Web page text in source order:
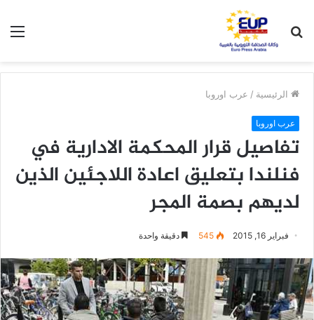
عن
الرئيسية / عرب اوروبا
عرب اوروبا
تفاصيل قرار المحكمة الادارية في
فنلندا بتعليق اعادة اللاجئين الذين
لديهم بصمة المجر
فبراير 16, 2015 545 دقيقة واحدة